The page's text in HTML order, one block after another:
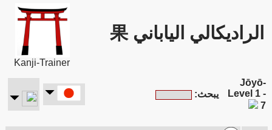
الراديكالي الياباني 果
Kanji-Trainer
Jōyō-
Level 1 -
7
يبحث: